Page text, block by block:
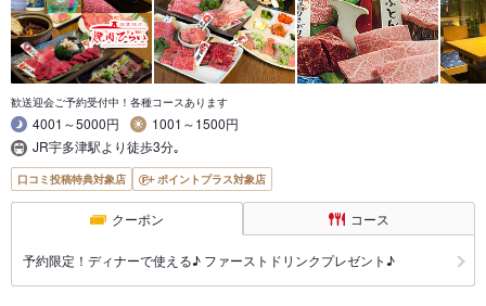
歓送迎会ご予約受付中！各種コースあります
4001～5000円
1001～1500円
JR宇多津駅より徒歩3分｡
口コミ投稿特典対象店 ポイントプラス対象店
クーポン コース
予約限定！ディナーで使える♪ ファーストドリンクプレゼント♪